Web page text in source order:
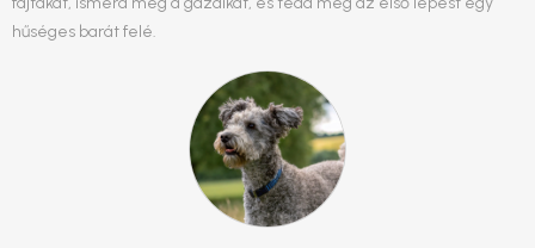
hűséges barát felé.